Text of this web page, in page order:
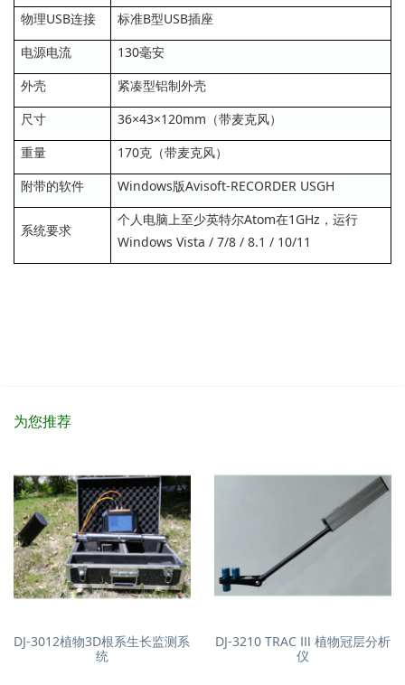
物理USB连接
标准B型USB插座
电源电流
130毫安
外壳
紧凑型铝制外壳
尺寸
36×43×120mm（带麦克风）
重量
170克（带麦克风）
附带的软件
Windows版Avisoft-RECORDER USGH
系统要求
个人电脑上至少英特尔Atom在1GHz，运行
Windows Vista / 7/8 / 8.1 / 10/11
为您推荐
DJ-3012植物3D根系生长监测系
统
DJ-3210 TRAC Ⅲ 植物冠层分析
仪